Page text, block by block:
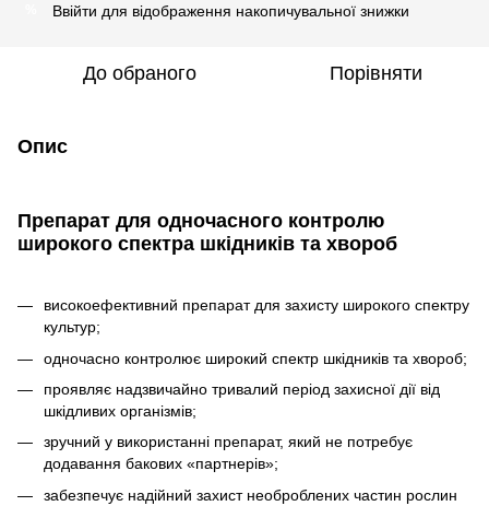
Ввійти для відображення накопичувальної знижки
До обраного Порівняти
Опис
Препарат для одночасного контролю
широкого спектра шкідників та хвороб
високоефективний препарат для захисту широкого спектру
культур;
одночасно контролює широкий спектр шкідників та хвороб;
проявляє надзвичайно тривалий період захисної дії від
шкідливих організмів;
зручний у використанні препарат, який не потребує
додавання бакових «партнерів»;
забезпечує надійний захист необроблених частин рослин